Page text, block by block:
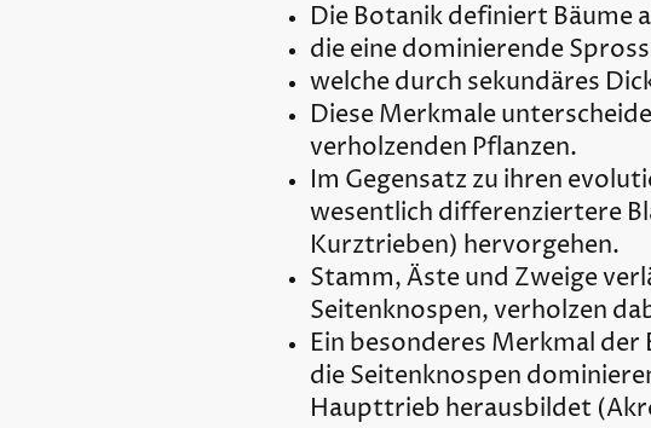
Die Botanik definiert Bäume
die eine dominierende
welche durch sekundäres
Diese Merkmale
verholzenden Pflanzen.
Im Gegensatz zu ihren
wesentlich differenziertere
Kurztrieben) hervorgehen.
Stamm, Äste und Zweige
Seitenknospen, verholzen
Ein besonderes Merkmal der
die Seitenknospen
Haupttrieb herausbildet